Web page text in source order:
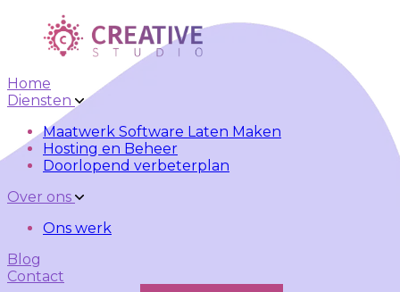
Skip to main content Skip to navigation
Home
Diensten
Maatwerk Software Laten Maken
Hosting en Beheer
Doorlopend verbeterplan
Over ons
Ons werk
Blog
Contact